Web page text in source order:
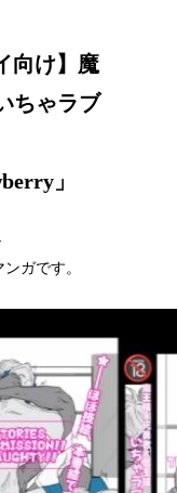
向け】魔
ちゃラブ
」
ガです。